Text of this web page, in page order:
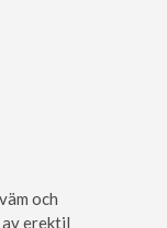
och
erektil